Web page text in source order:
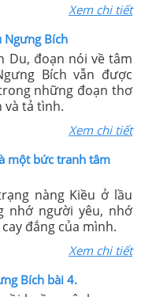
Xem chi tiết
Ngưng Bích
Du, đoạn nói về tâm
Bích vẫn được
những đoạn thơ
và tả tình.
Xem chi tiết
một bức tranh tâm
nàng Kiều ở lầu
nhớ người yêu, nhớ
đắng của mình.
Xem chi tiết
Bích bài 4.